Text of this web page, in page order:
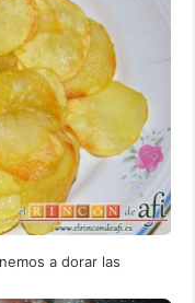
a dorar las